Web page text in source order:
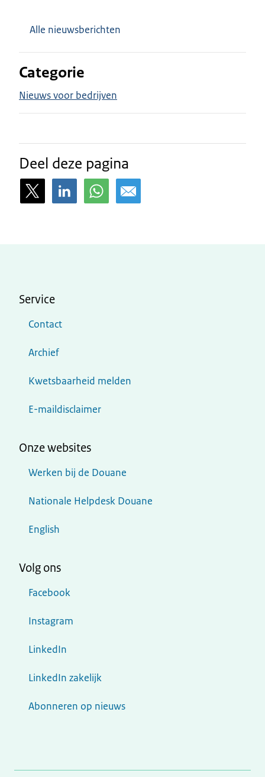
Alle nieuwsberichten
Categorie
Nieuws voor bedrijven
Deel deze pagina
Service
Contact
Archief
Kwetsbaarheid melden
E-maildisclaimer
Onze websites
Werken bij de Douane
Nationale Helpdesk Douane
English
Volg ons
Facebook
Instagram
LinkedIn
LinkedIn zakelijk
Abonneren op nieuws